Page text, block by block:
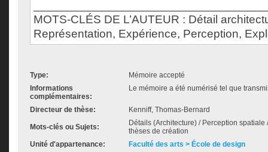
MOTS-CLÉS DE L’AUTEUR : Détail
Représentation, Expérience, Perception,
Type:
Mémoire accepté
Informations
complémentaires:
Le mémoire a été numérisé tel que
Directeur de thèse: Kenniff, Thomas-Bernard
Mots-clés ou Sujets:
Détails (Architecture) / Perception
thèses de création
Unité d'appartenance:
Faculté des arts > École de design